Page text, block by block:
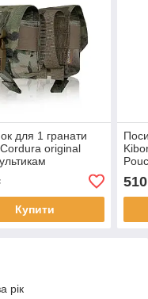
для 1 гранати
original
Купити
510
рік